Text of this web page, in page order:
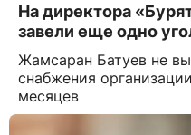
На директора
завели еще одно
Жамсаран Батуев не
снабжения
месяцев